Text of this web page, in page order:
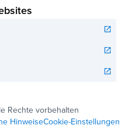
open_in_new
open_in_new
open_in_new
Rechte vorbehalten
HinweiseCookie-Einstellungen